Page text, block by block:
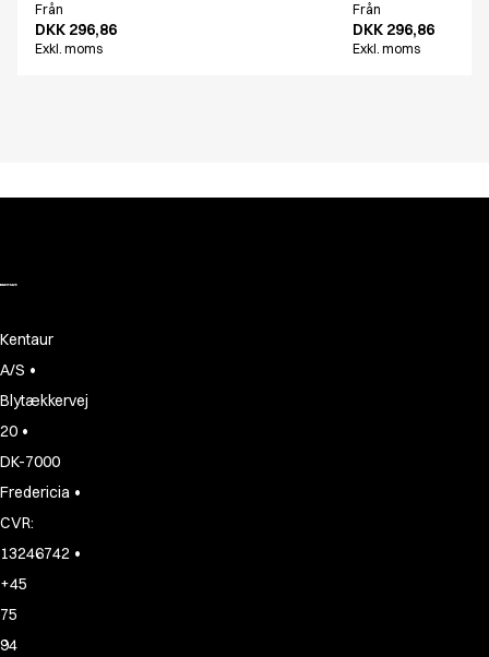
Från
DKK 296,86
Exkl. moms
Från
DKK 296,86
Exkl. moms
Kentaur
A/S •
Blytækkervej
20 •
DK-7000
Fredericia •
CVR:
13246742 •
+45
75
94